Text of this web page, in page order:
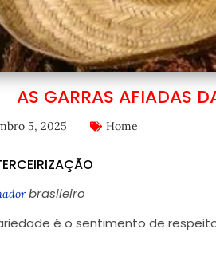
AS GARRAS AFIADAS
5, 2025 Home
brasileiro
é o sentimento de